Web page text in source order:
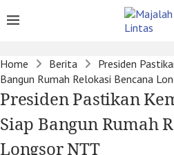
Home Berita
Presiden
Bangun Rumah Relokasi Bencana
Presiden Pastikan
Siap Bangun Rumah
Longsor NTT